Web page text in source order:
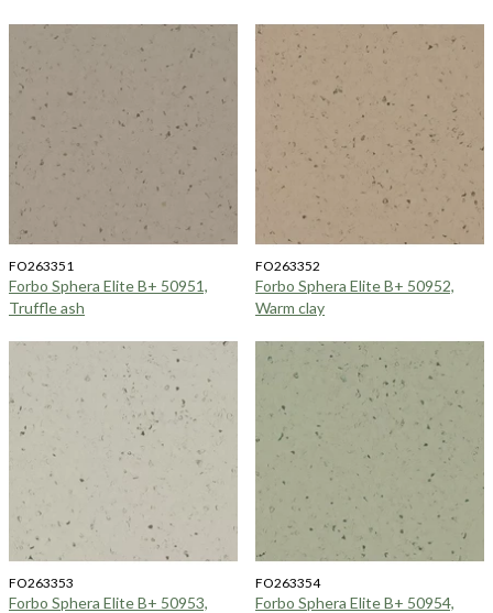
FO263351
Forbo Sphera Elite B+ 50951,
Truffle ash
FO263352
Forbo Sphera Elite B+ 50952,
Warm clay
FO263353
Forbo Sphera Elite B+ 50953,
FO263354
Forbo Sphera Elite B+ 50954,